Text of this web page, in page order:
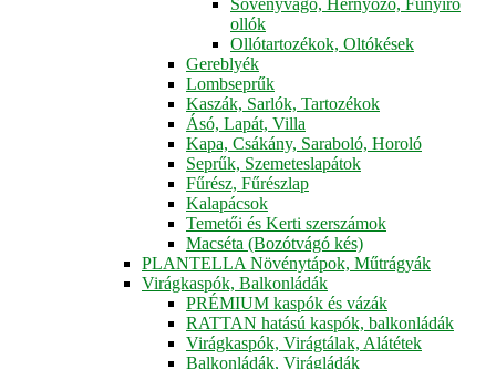
ollók
Ollótartozékok, Oltókések
Gereblyék
Lombseprűk
Kaszák, Sarlók, Tartozékok
Ásó, Lapát, Villa
Kapa, Csákány, Saraboló, Horoló
Seprűk, Szemeteslapátok
Fűrész, Fűrészlap
Kalapácsok
Temetői és Kerti szerszámok
Macséta (Bozótvágó kés)
PLANTELLA Növénytápok, Műtrágyák
Virágkaspók, Balkonládák
PRÉMIUM kaspók és vázák
RATTAN hatású kaspók, balkonládák
Virágkaspók, Virágtálak, Alátétek
Balkonládák, Virágládák